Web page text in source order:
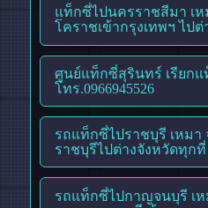
แท็กซี่ไปนครราชสีมา เห
โคราชเข้ากรุงเทพฯ ไปต่
ศูนย์แท็กซี่สุรินทร์ เรียก
โทร.0966945526
รถแท็กซี่ไปราชบุรี เหมา
ราชบุรีไปต่างจังหวัดทุกที่
รถแท็กซี่ไปกาญจนบุรี เ